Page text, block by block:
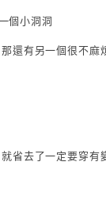
個小洞洞
還有另一個很不
省去了一定要穿